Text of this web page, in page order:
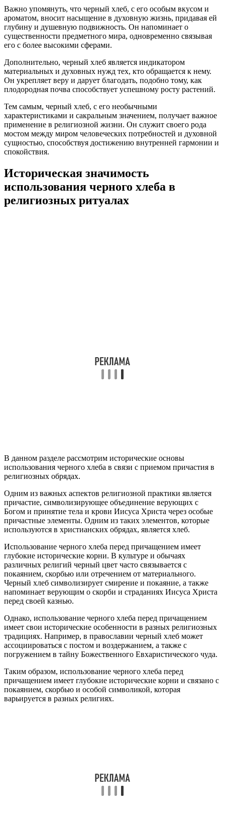
Важно упомянуть, что черный хлеб, с его особым вкусом и
ароматом, вносит насыщение в духовную жизнь, придавая ей
глубину и душевную подвижность. Он напоминает о
существенности предметного мира, одновременно связывая
его с более высокими сферами.
Дополнительно, черный хлеб является индикатором
материальных и духовных нужд тех, кто обращается к нему.
Он укрепляет веру и дарует благодать, подобно тому, как
плодородная почва способствует успешному росту растений.
Тем самым, черный хлеб, с его необычными
характеристиками и сакральным значением, получает важное
применение в религиозной жизни. Он служит своего рода
мостом между миром человеческих потребностей и духовной
сущностью, способствуя достижению внутренней гармонии и
спокойствия.
Историческая значимость
использования черного хлеба в
религиозных ритуалах
В данном разделе рассмотрим исторические основы
использования черного хлеба в связи с приемом причастия в
религиозных обрядах.
Одним из важных аспектов религиозной практики является
причастие, символизирующее объединение верующих с
Богом и принятие тела и крови Иисуса Христа через особые
причастные элементы. Одним из таких элементов, которые
используются в христианских обрядах, является хлеб.
Использование черного хлеба перед причащением имеет
глубокие исторические корни. В культуре и обычаях
различных религий черный цвет часто связывается с
покаянием, скорбью или отречением от материального.
Черный хлеб символизирует смирение и покаяние, а также
напоминает верующим о скорби и страданиях Иисуса Христа
перед своей казнью.
Однако, использование черного хлеба перед причащением
имеет свои исторические особенности в разных религиозных
традициях. Например, в православии черный хлеб может
ассоциироваться с постом и воздержанием, а также с
погружением в тайну Божественного Евхаристического чуда.
Таким образом, использование черного хлеба перед
причащением имеет глубокие исторические корни и связано с
покаянием, скорбью и особой символикой, которая
варьируется в разных религиях.